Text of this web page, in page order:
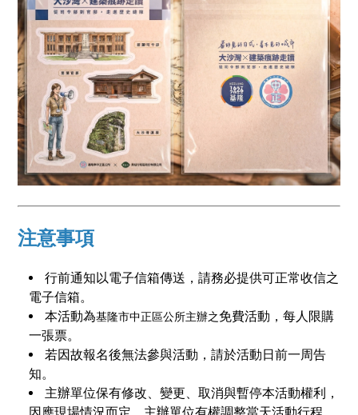
注意事項
行前通知以電子信箱傳送，請務必提供可正常收信之
電子信箱。
本活動為基隆市中正區公所主辦之免費活動，每人限購
一張票。
若因故報名後無法參與活動，請於活動日前一周告
知。
主辦單位保有修改、變更、取消與暫停本活動權利，